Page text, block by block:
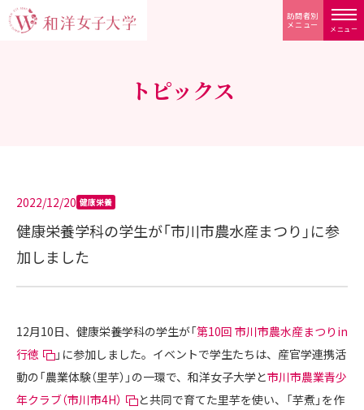
メニュー
訪問者別
メニュー
トピックス
2022/12/20 健康栄養
健康栄養学科の学生が「市川市農水産まつり」に参
加しました
12月10日、健康栄養学科の学生が「第10回 市川市農水産まつりin
行徳
」に参加しました。イベントで学生たちは、産官学連携活
動の「農業体験（里芋）」の一環で、和洋女子大学と市川市農業青少
年クラブ（市川市4H）
と共同で育てた里芋を使い、「芋煮」を作